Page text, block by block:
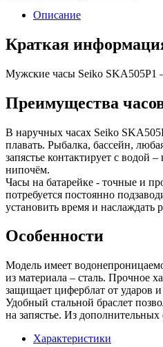
Описание
Краткая
Мужские часы Seiko SKA505P1
Преимущества
В наручных часах Seiko
плавать. Рыбалка, бассейн,
запястье контактирует с водой
нипочём.
Часы на батарейке - точные и
потребуется постоянно
установить время и наслаждать
Особенности
Модель имеет
из материала – сталь. Прочное
защищает циферблат от ударов
Удобный стальной браслет
на запястье. Из
Характеристики